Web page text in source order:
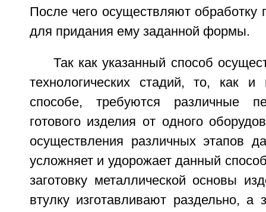
После чего осуществляют обработку
для придания ему заданной формы.
Так как указанный способ
технологических стадий, то, как
способе, требуются различные
готового изделия от одного
осуществления различных этапов
усложняет и удорожает данный
заготовку металлической основы
втулку изготавливают раздельно, а